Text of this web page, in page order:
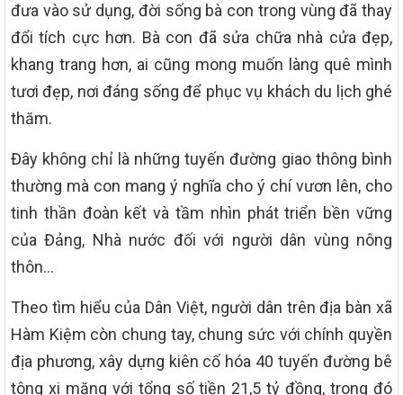
đưa vào sử dụng, đời sống bà con trong vùng đã thay
đổi tích cực hơn. Bà con đã sửa chữa nhà cửa đẹp,
khang trang hơn, ai cũng mong muốn làng quê mình
tươi đẹp, nơi đáng sống để phục vụ khách du lịch ghé
thăm.
Đây không chỉ là những tuyến đường giao thông bình
thường mà con mang ý nghĩa cho ý chí vươn lên, cho
tinh thần đoàn kết và tầm nhìn phát triển bền vững
của Đảng, Nhà nước đối với người dân vùng nông
thôn…
Theo tìm hiểu của Dân Việt, người dân trên địa bàn xã
Hàm Kiệm còn chung tay, chung sức với chính quyền
địa phương, xây dựng kiên cố hóa 40 tuyến đường bê
tông xi măng với tổng số tiền 21,5 tỷ đồng, trong đó